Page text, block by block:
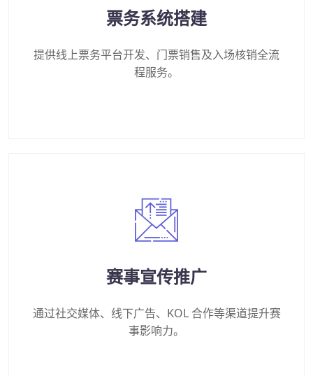
票务系统搭建
提供线上票务平台开发、门票销售及入场核销全流
程服务。
赛事宣传推广
通过社交媒体、线下广告、KOL 合作等渠道提升赛
事影响力。